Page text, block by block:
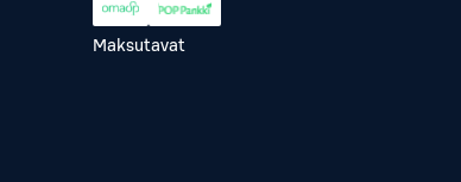
Maksutavat